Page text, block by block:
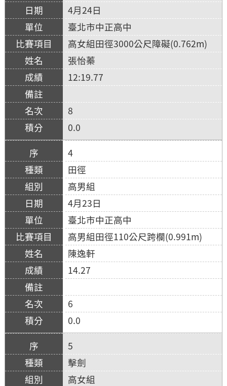
4月24日
臺北市中正高中
高女組田徑3000公尺障礙(0.762m)
張怡蓁
12:19.77
8
0.0
4
田徑
高男組
4月23日
臺北市中正高中
高男組田徑110公尺跨欄(0.991m)
陳逸軒
14.27
6
0.0
5
擊劍
高女組